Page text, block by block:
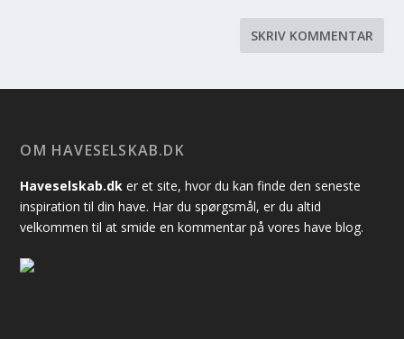
OM HAVESELSKAB.DK
Haveselskab.dk er et site, hvor du kan finde den seneste
inspiration til din have. Har du spørgsmål, er du altid
velkommen til at smide en kommentar på vores have blog.